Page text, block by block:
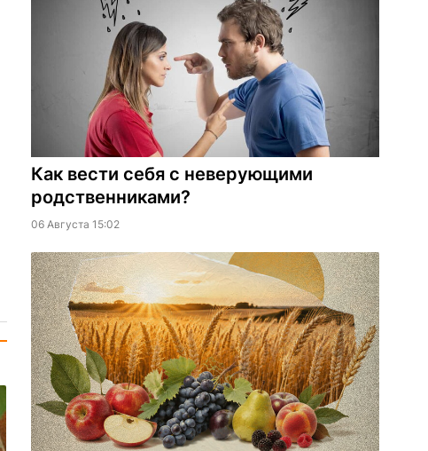
Как вести себя с неверующими
родственниками?
06 Августа 15:02